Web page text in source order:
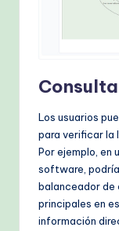
Los usuarios
para verificar la
Por ejemplo, en
software,
balanceador de
principales en
información